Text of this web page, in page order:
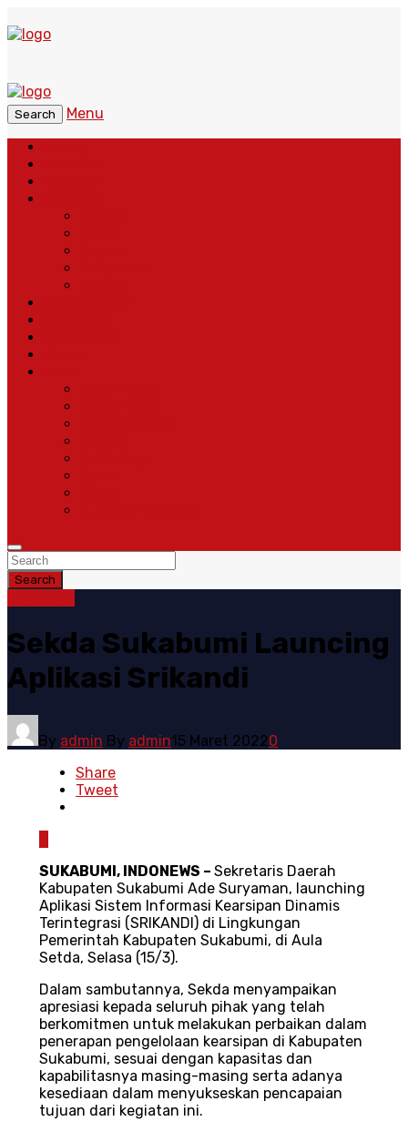
Search
Menu
Search
Sekda Sukabumi Launcing
Aplikasi Srikandi
By admin By admin15 Maret 20220
Share
Tweet
SUKABUMI, INDONEWS – Sekretaris Daerah
Kabupaten Sukabumi Ade Suryaman, launching
Aplikasi Sistem Informasi Kearsipan Dinamis
Terintegrasi (SRIKANDI) di Lingkungan
Pemerintah Kabupaten Sukabumi, di Aula
Setda, Selasa (15/3).
Dalam sambutannya, Sekda menyampaikan
apresiasi kepada seluruh pihak yang telah
berkomitmen untuk melakukan perbaikan dalam
penerapan pengelolaan kearsipan di Kabupaten
Sukabumi, sesuai dengan kapasitas dan
kapabilitasnya masing-masing serta adanya
kesediaan dalam menyukseskan pencapaian
tujuan dari kegiatan ini.